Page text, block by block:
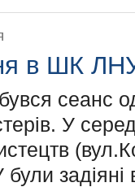
в ШК
сеанс
У
задіяні